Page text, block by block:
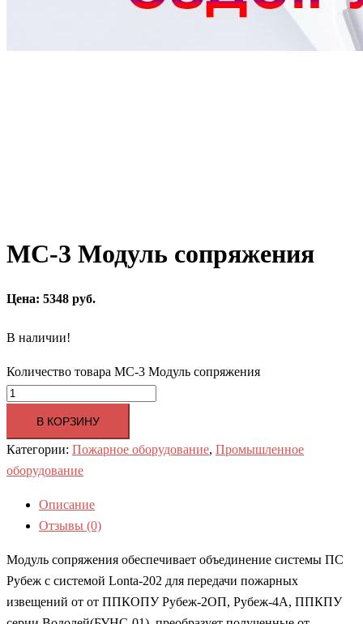
МС-3 Модуль сопряжения
Цена: 5348 руб.
В наличии!
Количество товара МС-3 Модуль сопряжения
В КОРЗИНУ
Категории: Пожарное оборудование, Промышленное
оборудование
Описание
Отзывы (0)
Модуль сопряжения обеспечивает объединение системы ПС
Рубеж с системой Lonta-202 для передачи пожарных
извещений от от ППКОПУ Рубеж-2ОП, Рубеж-4А, ППКПУ